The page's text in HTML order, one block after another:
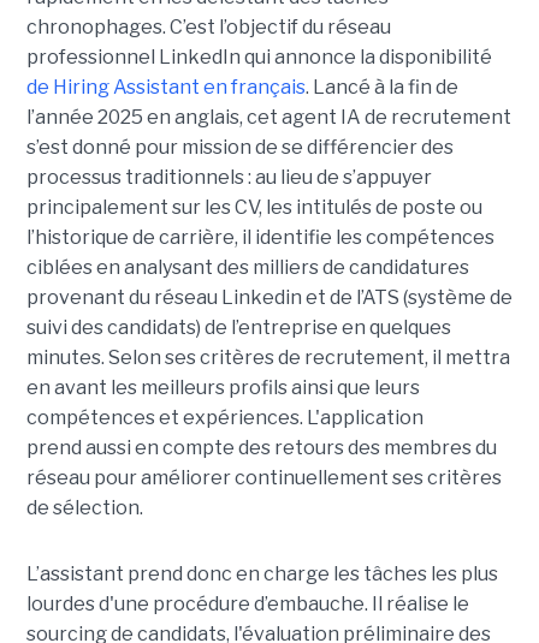
chronophages. C’est l’objectif du réseau
professionnel LinkedIn qui annonce la disponibilité
de Hiring Assistant en français. Lancé à la fin de
l’année 2025 en anglais, cet agent IA de recrutement
s’est donné pour mission de se différencier des
processus traditionnels : au lieu de s’appuyer
principalement sur les CV, les intitulés de poste ou
l’historique de carrière, il identifie les compétences
ciblées en analysant des milliers de candidatures
provenant du réseau Linkedin et de l’ATS (système de
suivi des candidats) de l’entreprise en quelques
minutes. Selon ses critères de recrutement, il mettra
en avant les meilleurs profils ainsi que leurs
compétences et expériences. L'application
prend aussi en compte des retours des membres du
réseau pour améliorer continuellement ses critères
de sélection.
L’assistant prend donc en charge les tâches les plus
lourdes d'une procédure d’embauche. Il réalise le
sourcing de candidats, l'évaluation préliminaire des